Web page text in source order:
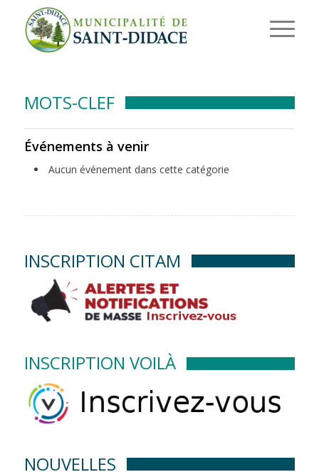
MOTS-CLEF
Événements à venir
Aucun événement dans cette catégorie
INSCRIPTION CITAM
INSCRIPTION VOILÀ
NOUVELLES